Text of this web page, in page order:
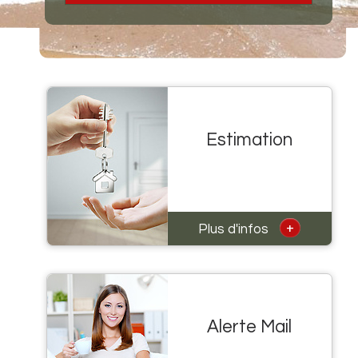
Estimation
Plus d'infos +
Alerte Mail